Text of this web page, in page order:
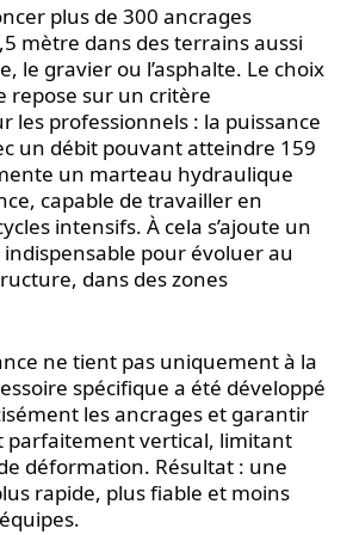
plus de 300 ancrages
mètre dans des terrains aussi
le gravier ou l’asphalte. Le choix
repose sur un critère
les professionnels : la puissance
un débit pouvant atteindre 159
un marteau hydraulique
capable de travailler en
intensifs. À cela s’ajoute un
pour évoluer au
dans des zones
ne tient pas uniquement à la
spécifique a été développé
les ancrages et garantir
parfaitement vertical, limitant
déformation. Résultat : une
rapide, plus fiable et moins